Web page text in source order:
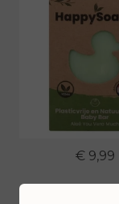
€ 9,99